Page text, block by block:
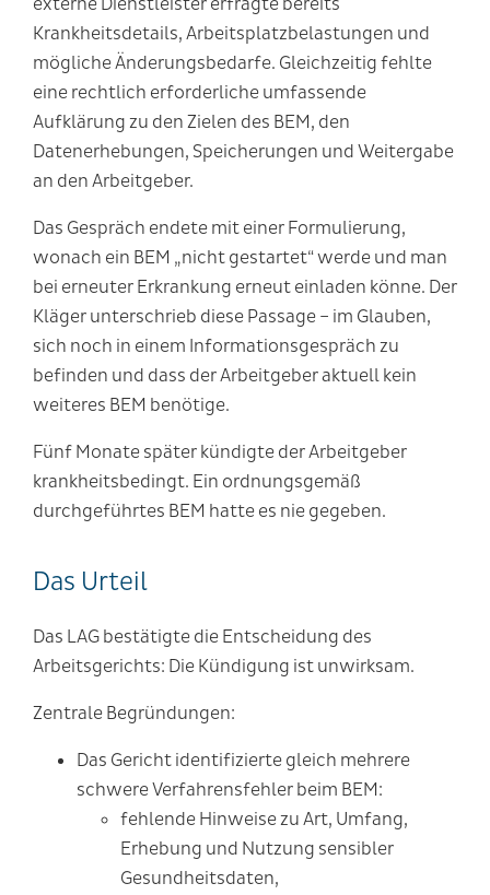
Krankheitsdetails, Arbeitsplatzbelastungen und
mögliche Änderungsbedarfe. Gleichzeitig fehlte
eine rechtlich erforderliche umfassende
Aufklärung zu den Zielen des BEM, den
Datenerhebungen, Speicherungen und Weitergabe
an den Arbeitgeber.
Das Gespräch endete mit einer Formulierung,
wonach ein BEM „nicht gestartet“ werde und man
bei erneuter Erkrankung erneut einladen könne. Der
Kläger unterschrieb diese Passage – im Glauben,
sich noch in einem Informationsgespräch zu
befinden und dass der Arbeitgeber aktuell kein
weiteres BEM benötige.
Fünf Monate später kündigte der Arbeitgeber
krankheitsbedingt. Ein ordnungsgemäß
durchgeführtes BEM hatte es nie gegeben.
Das Urteil
Das LAG bestätigte die Entscheidung des
Arbeitsgerichts: Die Kündigung ist unwirksam.
Zentrale Begründungen:
Das Gericht identifizierte gleich mehrere
schwere Verfahrensfehler beim BEM:
fehlende Hinweise zu Art, Umfang,
Erhebung und Nutzung sensibler
Gesundheitsdaten,